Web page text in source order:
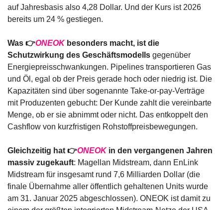
auf Jahresbasis also 4,28 Dollar. Und der Kurs ist 2026
bereits um 24 % gestiegen.
Was 👉ONEOK besonders macht, ist die
Schutzwirkung des Geschäftsmodells gegenüber
Energiepreisschwankungen. Pipelines transportieren Gas
und Öl, egal ob der Preis gerade hoch oder niedrig ist. Die
Kapazitäten sind über sogenannte Take-or-pay-Verträge
mit Produzenten gebucht: Der Kunde zahlt die vereinbarte
Menge, ob er sie abnimmt oder nicht. Das entkoppelt den
Cashflow von kurzfristigen Rohstoffpreisbewegungen.
Gleichzeitig hat 👉ONEOK in den vergangenen Jahren
massiv zugekauft: Magellan Midstream, dann EnLink
Midstream für insgesamt rund 7,6 Milliarden Dollar (die
finale Übernahme aller öffentlich gehaltenen Units wurde
am 31. Januar 2025 abgeschlossen). ONEOK ist damit zu